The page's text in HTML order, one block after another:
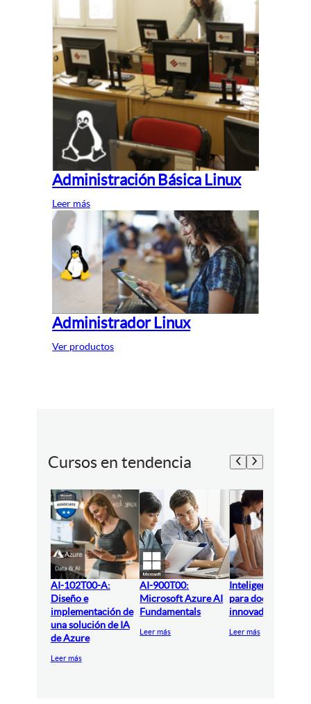
Administración Básica Linux
Leer más
Administrador Linux
Ver productos
Cursos en tendencia
AI-102T00-A:
Diseño e
implementación de
una solución de IA
de Azure
Leer más
AI-900T00:
Microsoft Azure AI
Fundamentals
Leer más
Inteligencia
para docentes
innovadores
Leer más